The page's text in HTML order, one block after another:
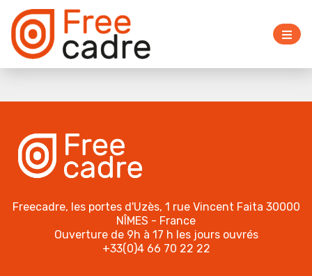
Freecadre, les portes d'Uzès, 1 rue Vincent Faita 30000
NÎMES - France
Ouverture de 9h à 17 h les jours ouvrés
+33(0)4 66 70 22 22